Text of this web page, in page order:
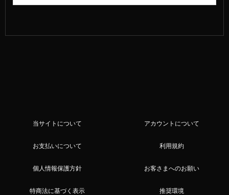
当サイトについて アカウントについて
お支払いについて 利用規約
個人情報保護方針 お客さまへのお願い
特商法に基づく表示 推奨環境